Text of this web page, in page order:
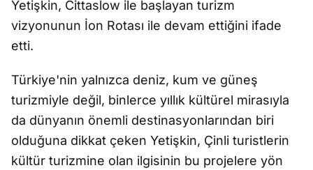
Yetişkin, Cittaslow ile başlayan turizm
vizyonunun İon Rotası ile devam ettiğini ifade
etti.
Türkiye'nin yalnızca deniz, kum ve güneş
turizmiyle değil, binlerce yıllık kültürel mirasıyla
da dünyanın önemli destinasyonlarından biri
olduğuna dikkat çeken Yetişkin, Çinli turistlerin
kültür turizmine olan ilgisinin bu projelere yön